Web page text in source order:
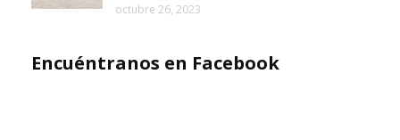
octubre 26, 2023
Encuéntranos en Facebook